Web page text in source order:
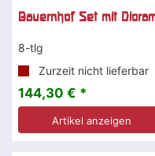
Bauernhof Set mit
8-tlg
Zurzeit nicht lieferbar
144,30 € *
Artikel anzeigen